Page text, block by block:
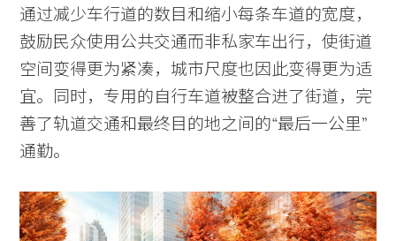
通过减少车行道的数目和缩小每条车道的宽度，
鼓励民众使用公共交通而非私家车出行，使街道
空间变得更为紧凑，城市尺度也因此变得更为适
宜。同时，专用的自行车道被整合进了街道，完
善了轨道交通和最终目的地之间的“最后一公里”
通勤。